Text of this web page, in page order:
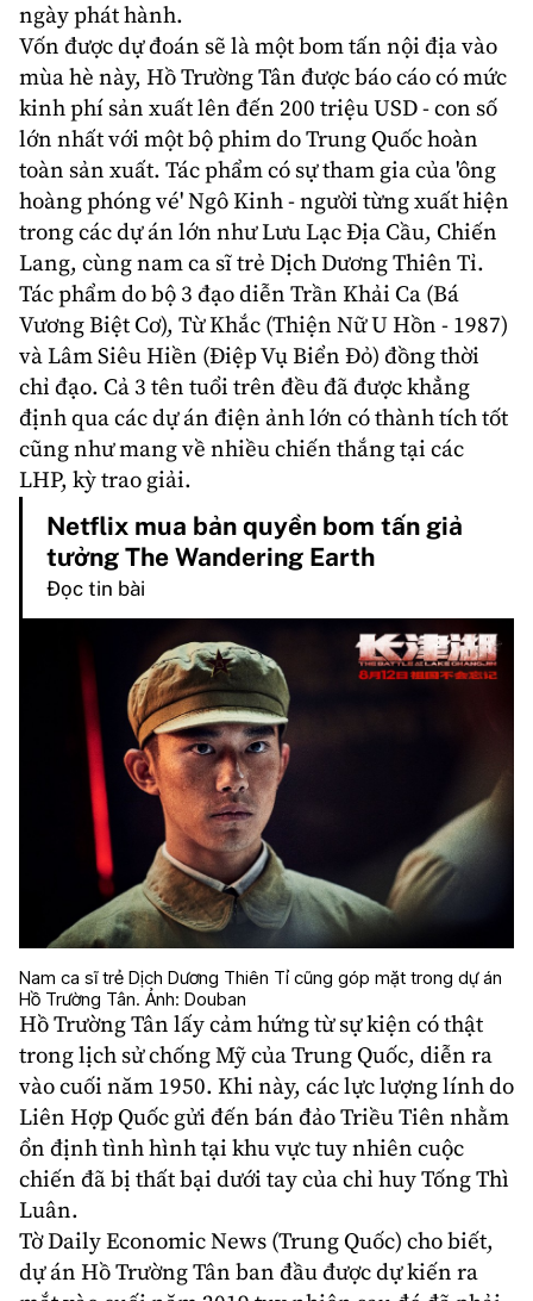
ngày phát hành.
Vốn được dự đoán sẽ là một bom tấn nội địa vào
mùa hè này, Hồ Trường Tân được báo cáo có mức
kinh phí sản xuất lên đến 200 triệu USD - con số
lớn nhất với một bộ phim do Trung Quốc hoàn
toàn sản xuất. Tác phẩm có sự tham gia của 'ông
hoàng phóng vé'Ngô Kinh- người từng xuất hiện
trong các dự án lớn như Lưu Lạc Địa Cầu, Chiến
Lang, cùng nam ca sĩ trẻ Dịch Dương Thiên Tỉ.
Tác phẩm do bộ 3 đạo diễn Trần Khải Ca (Bá
Vương Biệt Cơ), Từ Khắc (Thiện Nữ U Hồn - 1987)
và Lâm Siêu Hiền (Điệp Vụ Biển Đỏ) đồng thời
chỉ đạo. Cả 3 tên tuổi trên đều đã được khẳng
định qua các dự án điện ảnh lớn có thành tích tốt
cũng như mang về nhiều chiến thắng tại các
LHP, kỳ trao giải.
Netflix mua bản quyền bom tấn giả
tưởng The Wandering Earth
Đọc tin bài
Nam ca sĩ trẻ Dịch Dương Thiên Tỉ cũng góp mặt trong dự án
Hồ Trường Tân. Ảnh: Douban
Hồ Trường Tân lấy cảm hứng từ sự kiện có thật
tronglịch sửchống Mỹ của Trung Quốc, diễn ra
vào cuối năm 1950. Khi này, các lực lượng lính do
Liên Hợp Quốc gửi đến bán đảo Triều Tiên nhằm
ổn định tình hình tại khu vực tuy nhiên cuộc
chiến đã bị thất bại dưới tay của chỉ huy Tống Thì
Luân.
Tờ Daily Economic News (Trung Quốc) cho biết,
dự án Hồ Trường Tân ban đầu được dự kiến ra